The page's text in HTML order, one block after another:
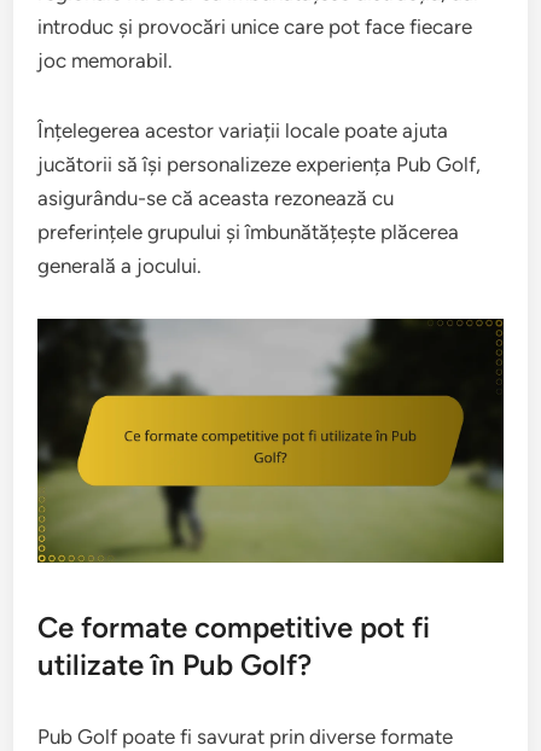
introduc și provocări unice care pot face fiecare
joc memorabil.
Înțelegerea acestor variații locale poate ajuta
jucătorii să își personalizeze experiența Pub Golf,
asigurându-se că aceasta rezonează cu
preferințele grupului și îmbunătățește plăcerea
generală a jocului.
Ce formate competitive pot fi
utilizate în Pub Golf?
Pub Golf poate fi savurat prin diverse formate